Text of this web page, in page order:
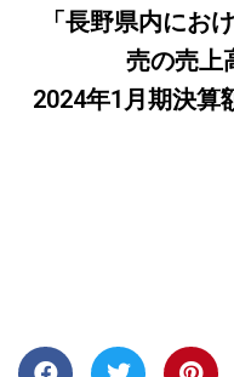
「長野県内にお
売の売上
2024年1月期決算